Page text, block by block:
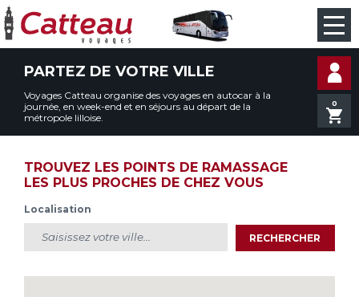
PARTEZ DE VOTRE VILLE
Voyages Catteau organise des voyages en autocar à la
journée, en week-end et en séjours au départ de la
métropole lilloise.
0
TROUVEZ LES POINTS DE RAMASSAGE
LES PLUS PROCHES DE CHEZ VOUS
Localisation